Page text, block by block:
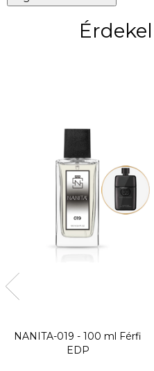
NANITA-019 - 100 ml
Férfi
EDP